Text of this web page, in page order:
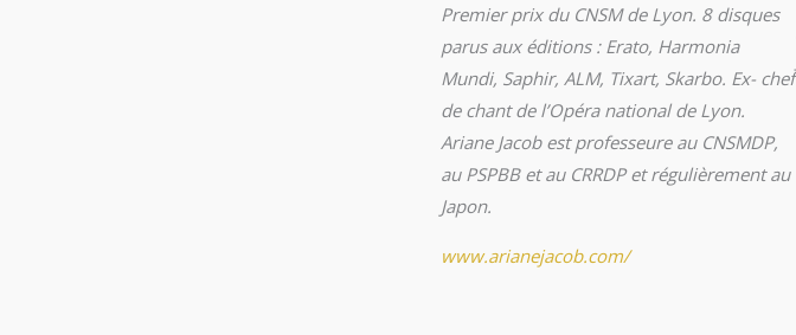
Premier prix du CNSM de Lyon. 8 disques
parus aux éditions : Erato, Harmonia
Mundi, Saphir, ALM, Tixart, Skarbo. Ex- chef
de chant de l’Opéra national de Lyon.
Ariane Jacob est professeure au CNSMDP,
au PSPBB et au CRRDP et régulièrement au
Japon.
www.arianejacob.com/